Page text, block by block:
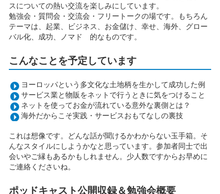
スについての熱い交流を楽しみにしています。
勉強会・質問会・交流会・フリートークの場です。もちろん
テーマは、起業、ビジネス、お金儲け、幸せ、海外、グロー
バル化、成功、ノマド 的なものです。
こんなことを予定しています
ヨーロッパという多文化な土地柄を生かして成功した例
サービス業と物販をネットで行うときに気をつけること
ネットを使ってお金が流れている意外な裏側とは？
海外だからこそ実践・サービスおもてなしの裏技
これは想像です。どんな話が聞けるかわからない玉手箱。そ
んなスタイルにしようかなと思っています。参加者同士で出
会いやご縁もあるかもしれません。少人数ですからお早めに
ご連絡くださいね。
ポッドキャスト公開収録＆勉強会概要